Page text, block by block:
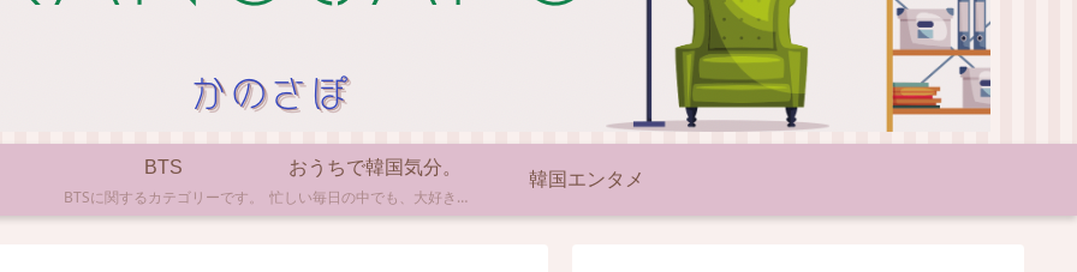
BTS
BTSに関するカテゴリーです。
おうちで韓国気分。
忙しい毎日の中でも、大好きな韓国の文化やアイテムに触れると心がほっとしますよね。ここでは、自宅で手軽に楽しめる韓国の美味しいもの、お気に入りのコスメ、そして推し活の楽しみ方など、「おうちにいながら韓国気分」に触れられるヒントを私らしくお届けします。
韓国エンタメ